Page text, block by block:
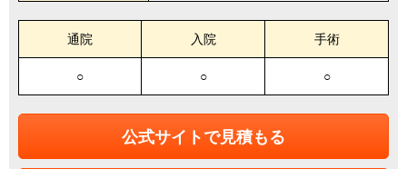
通院 入院 手術
○ ○ ○
公式サイトで見積もる